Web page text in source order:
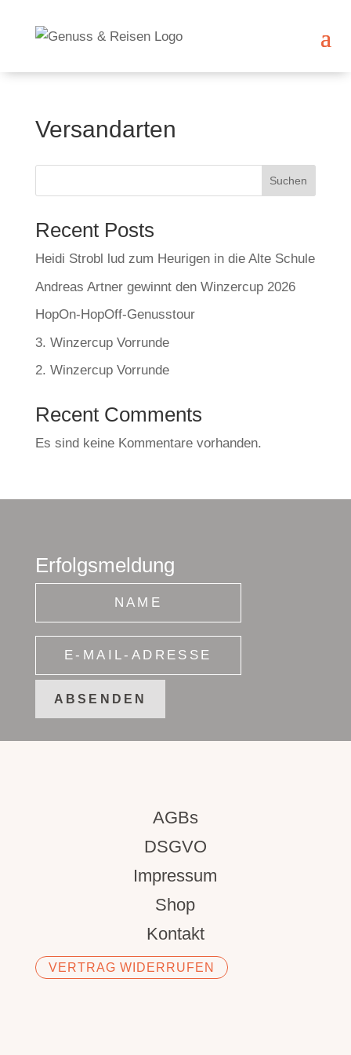
Versandarten
Suchen
Recent Posts
Heidi Strobl lud zum Heurigen in die Alte Schule
Andreas Artner gewinnt den Winzercup 2026
HopOn-HopOff-Genusstour
3. Winzercup Vorrunde
2. Winzercup Vorrunde
Recent Comments
Es sind keine Kommentare vorhanden.
Erfolgsmeldung
ABSENDEN
AGBs
DSGVO
Impressum
Shop
Kontakt
VERTRAG WIDERRUFEN